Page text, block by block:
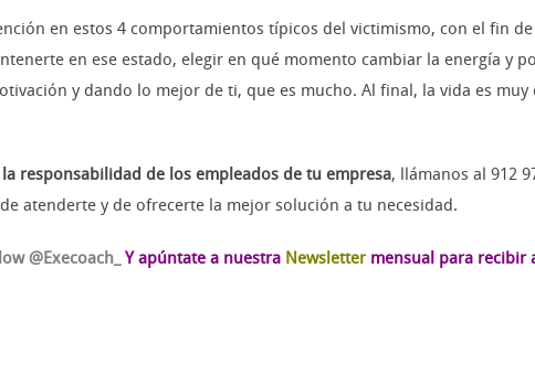
en estos 4 comportamientos típicos del victimismo, con el fin
en ese estado, elegir en qué momento cambiar la energía y
y dando lo mejor de ti, que es mucho. Al final, la vida es
responsabilidad de los empleados de tu empresa, llámanos al 912
atenderte y de ofrecerte la mejor solución a tu necesidad.
@Execoach_ Y apúntate a nuestra Newslettermensual para recibir